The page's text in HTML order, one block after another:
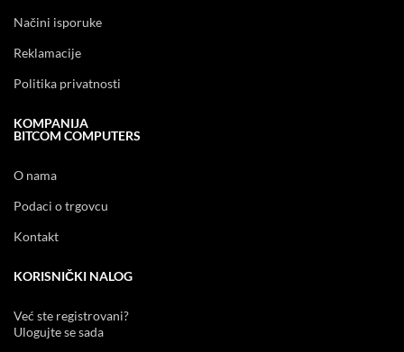
Načini isporuke
Reklamacije
Politika privatnosti
KOMPANIJA
BITCOM COMPUTERS
O nama
Podaci o trgovcu
Kontakt
KORISNIČKI NALOG
Već ste registrovani?
Ulogujte se sada